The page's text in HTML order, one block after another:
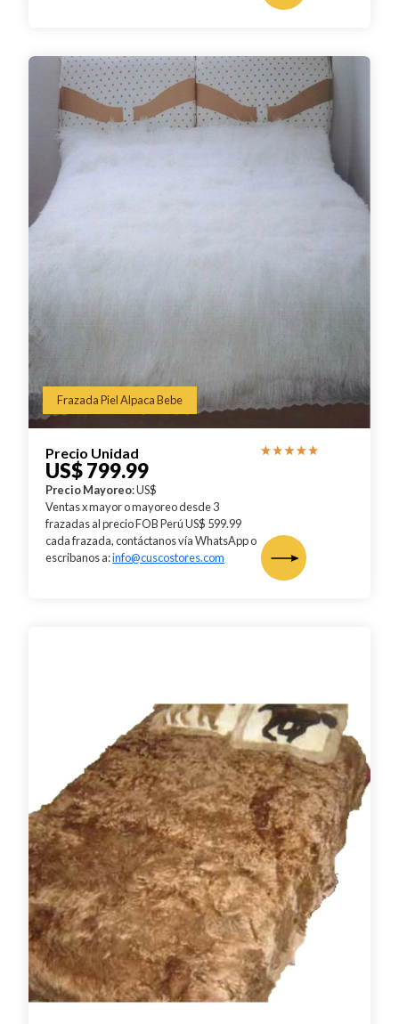
Frazada Piel Alpaca Bebe
Precio Unidad
US$ 799.99
Precio Mayoreo: US$
Ventas x mayor o mayoreo desde 3
frazadas al precio FOB Perú US$ 599.99
cada frazada, contáctanos vía WhatsApp o
escribanos a:info@cuscostores.com